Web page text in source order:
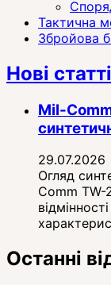
Тактична
Збройова
Нові статті
Mil-
29.07.2026
Огляд
Comm TW-
Останні